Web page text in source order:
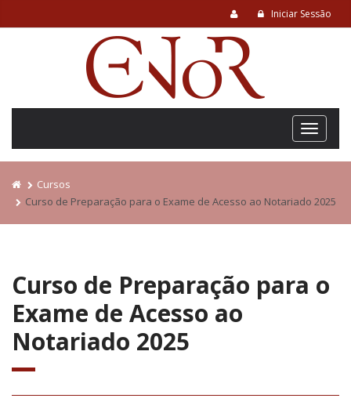
Iniciar Sessão
Cursos
Curso de Preparação para o Exame de Acesso ao Notariado 2025
Curso de Preparação para o
Exame de Acesso ao
Notariado 2025